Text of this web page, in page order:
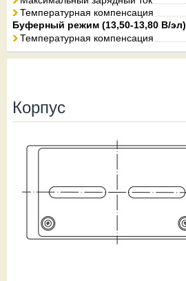
Температурная компенсация
Буферный режим (13,50-13,80 В/эл)
Температурная компенсация
Корпус